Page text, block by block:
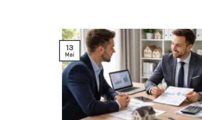
13
Mai